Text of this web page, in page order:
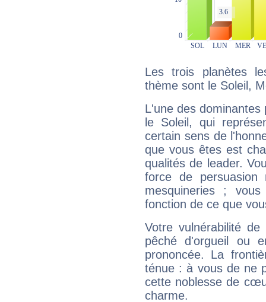
Les trois planètes
thème sont le Soleil,
L'une des
le Soleil, qui
certain sens de
que vous êtes est
qualités de leader.
force de
mesquineries ;
fonction de ce que
Votre vulnérabilité
pêché d'orgueil ou
prononcée. La
ténue : à vous de ne
cette noblesse de
charme.